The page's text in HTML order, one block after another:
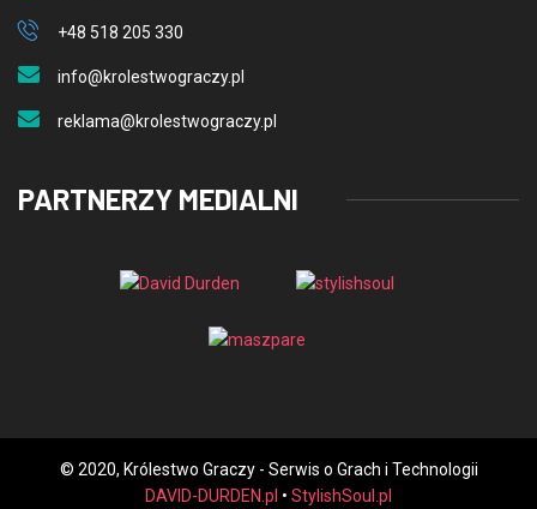
+48 518 205 330
info@krolestwograczy.pl
reklama@krolestwograczy.pl
PARTNERZY MEDIALNI
© 2020, Królestwo Graczy - Serwis o Grach i Technologii
DAVID-DURDEN.pl • StylishSoul.pl